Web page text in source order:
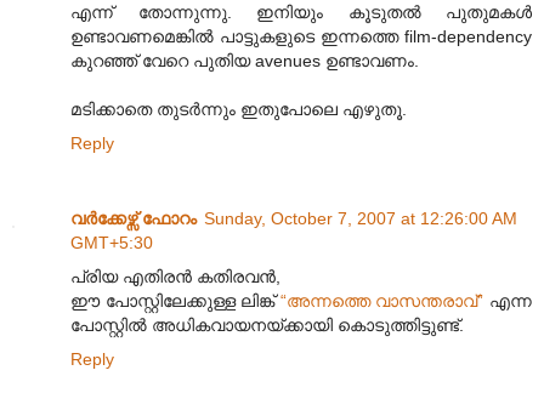
എന്ന് തോന്നുന്നു. ഇനിയും കൂടുതല്‍ പുതുമകള്‍
ഉണ്ടാവണമെങ്കില്‍ പാട്ടുകളുടെ ഇന്നത്തെ film-dependency
കുറഞ്ഞ് വേറെ പുതിയ avenues ഉണ്ടാവണം.
മടിക്കാതെ തുടര്‍ന്നും ഇതുപോലെ എഴുതൂ.
Reply
വര്‍ക്കേഴ്സ് ഫോറം Sunday, October 7, 2007 at 12:26:00 AM
GMT+5:30
പ്രിയ എതിരന്‍ കതിരവന്‍,
ഈ പോസ്റ്റിലേക്കുള്ള ലിങ്ക്“അന്നത്തെ വാസന്തരാവ്” എന്ന
പോസ്റ്റില്‍ അധികവായനയ്ക്കായി കൊടുത്തിട്ടുണ്ട്.
Reply